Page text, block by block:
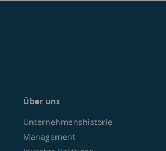
Über uns
Unternehmenshistorie
Management